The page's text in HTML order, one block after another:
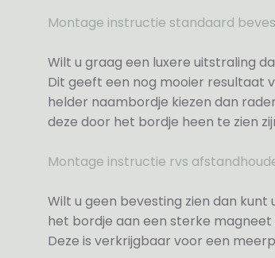
Montage instructie standaard
Wilt u graag een luxere uitstraling
Dit geeft een nog mooier resultaat
helder naambordje kiezen dan
deze door het bordje heen te zien
Montage instructie rvs
Wilt u geen bevesting zien dan
het bordje aan een sterke
Deze is verkrijgbaar voor een